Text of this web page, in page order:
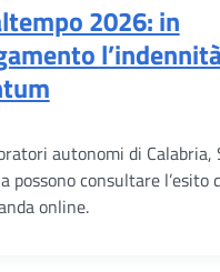
2026: in
autonomi di Calabria,
possono consultare l’esito
online.